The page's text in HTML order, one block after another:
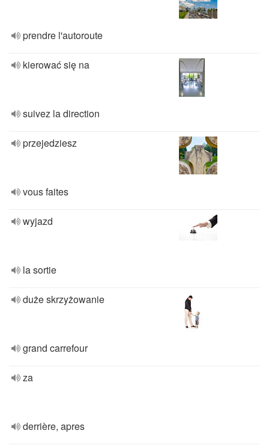
prendre l'autoroute
kierować się na
suivez la direction
przejedziesz
vous faites
wyjazd
la sortie
duże skrzyżowanie
grand carrefour
za
derrière, apres